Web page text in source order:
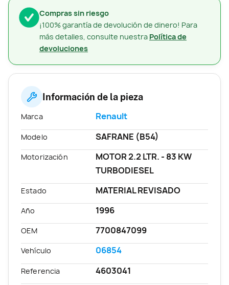
Compras sin riesgo
¡100% garantía de devolución de dinero! Para
más detalles, consulte nuestra Política de
devoluciones
Información de la pieza
Marca Renault
Modelo SAFRANE (B54)
Motorización
MOTOR 2.2 LTR. - 83 KW
TURBODIESEL
Estado MATERIAL REVISADO
Año 1996
OEM 7700847099
Vehículo 06854
Referencia 4603041